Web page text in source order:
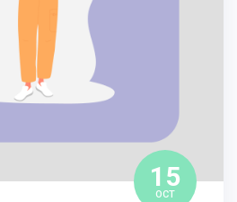
15
OCT